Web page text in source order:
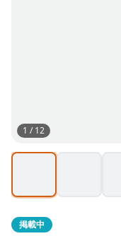
1 /12
掲載中